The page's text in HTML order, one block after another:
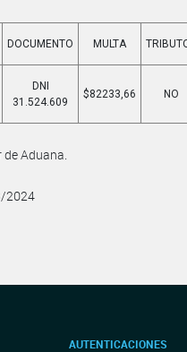
DOCUMENTO MULTA
DNI
31.524.609
$82233,66 NO
Aduana.
2024
AUTENTICACIONES